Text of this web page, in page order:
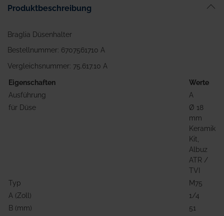
Produktbeschreibung
Braglia Düsenhalter
Bestellnummer: 6707561710 A
Vergleichsnummer: 75.617.10 A
Eigenschaften
Werte
Ausführung
A
für Düse
Ø 18
mm
Keramik
Kit,
Albuz
ATR /
TVI
Typ
M75
A (Zoll)
1/4
B (mm)
51